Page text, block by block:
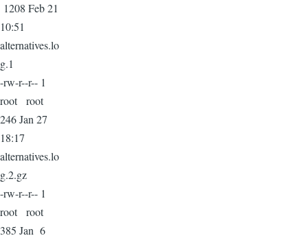
1208 Feb 21
10:51
alternatives.lo
g.1
-rw-r--r-- 1
root root
246 Jan 27
18:17
alternatives.lo
g.2.gz
-rw-r--r-- 1
root root
385 Jan 6